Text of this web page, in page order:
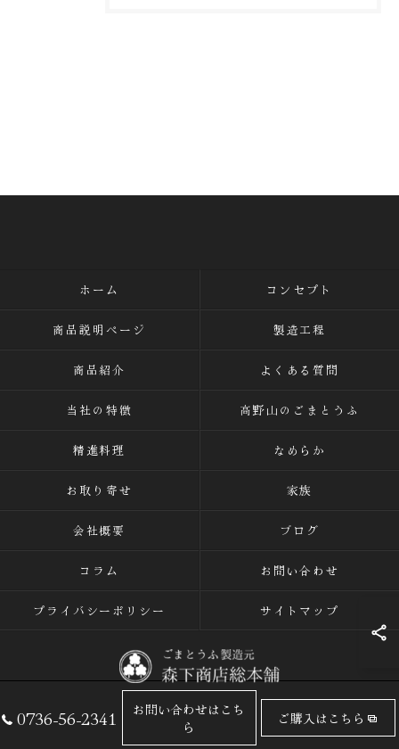
0736-56-2341
お問い合わせはこち
ら
ご購入はこちら
ホーム コンセプト
商品説明ページ 製造工程
商品紹介 よくある質問
当社の特徴 高野山のごまとうふ
精進料理 なめらか
お取り寄せ 家族
会社概要 ブログ
コラム お問い合わせ
プライバシーポリシー サイトマップ
© 2026 ごまとうふの専門店なら有限会社森下商店総本舗 ALL RIGHTS
RESERVED.